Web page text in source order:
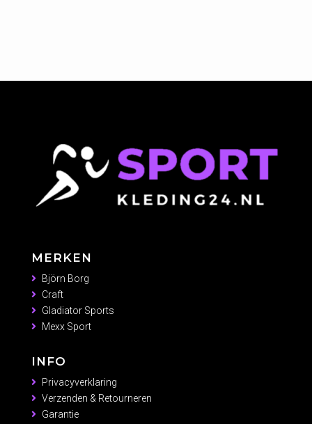
MERKEN
Björn Borg
Craft
Gladiator Sports
Mexx Sport
INFO
Privacyverklaring
Verzenden & Retourneren
Garantie